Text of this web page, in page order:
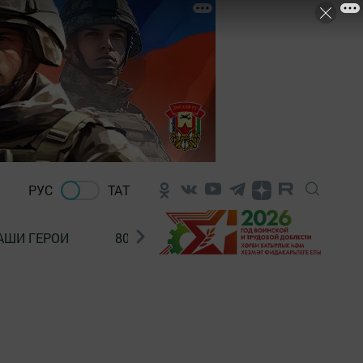
РУС ТАТ
ГЕРОИ 80 ЛЕТ ПОБЕДЫ! Финансовая